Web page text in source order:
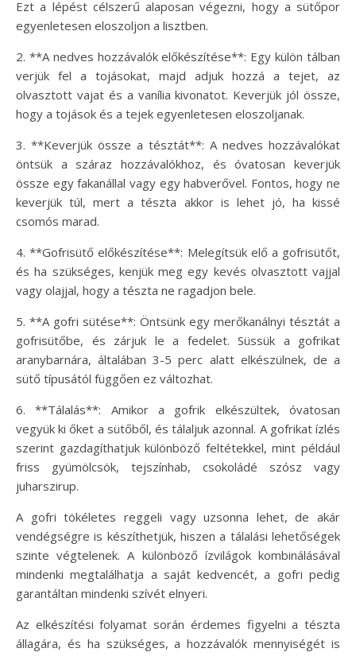
Ezt a lépést célszerű alaposan végezni, hogy a sütőpor
egyenletesen eloszoljon a lisztben.
2. **A nedves hozzávalók előkészítése**: Egy külön tálban
verjük fel a tojásokat, majd adjuk hozzá a tejet, az
olvasztott vajat és a vanília kivonatot. Keverjük jól össze,
hogy a tojások és a tejek egyenletesen eloszoljanak.
3. **Keverjük össze a tésztát**: A nedves hozzávalókat
öntsük a száraz hozzávalókhoz, és óvatosan keverjük
össze egy fakanállal vagy egy habverővel. Fontos, hogy ne
keverjük túl, mert a tészta akkor is lehet jó, ha kissé
csomós marad.
4. **Gofrisütő előkészítése**: Melegítsük elő a gofrisütőt,
és ha szükséges, kenjük meg egy kevés olvasztott vajjal
vagy olajjal, hogy a tészta ne ragadjon bele.
5. **A gofri sütése**: Öntsünk egy merőkanálnyi tésztát a
gofrisütőbe, és zárjuk le a fedelet. Süssük a gofrikat
aranybarnára, általában 3-5 perc alatt elkészülnek, de a
sütő típusától függően ez változhat.
6. **Tálalás**: Amikor a gofrik elkészültek, óvatosan
vegyük ki őket a sütőből, és tálaljuk azonnal. A gofrikat ízlés
szerint gazdagíthatjuk különböző feltétekkel, mint például
friss gyümölcsök, tejszínhab, csokoládé szósz vagy
juharszirup.
A gofri tökéletes reggeli vagy uzsonna lehet, de akár
vendégségre is készíthetjük, hiszen a tálalási lehetőségek
szinte végtelenek. A különböző ízvilágok kombinálásával
mindenki megtalálhatja a saját kedvencét, a gofri pedig
garantáltan mindenki szívét elnyeri.
Az elkészítési folyamat során érdemes figyelni a tészta
állagára, és ha szükséges, a hozzávalók mennyiségét is